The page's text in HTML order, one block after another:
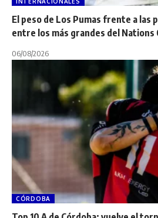
El peso de Los Pumas frente a las
entre los más grandes del Nations
06/08/2026
CÓRDOBA